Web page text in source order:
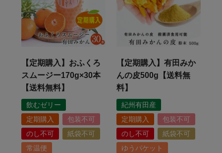
【定期購入】おふくろ
スムージー170g×30本
【送料無料】
飲むゼリー
定期購入
包装不可
のし不可
紙袋不可
常温便
【定期購入】有田みか
んの皮500g【送料無
料】
紀州有田産
定期購入
包装不可
のし不可
紙袋不可
ゆうパケット